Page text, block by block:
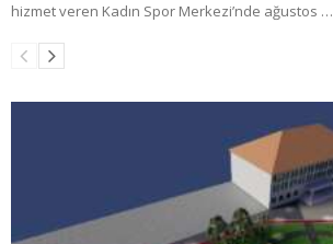
hizmet veren Kadın Spor Merkezi’nde ağustos …